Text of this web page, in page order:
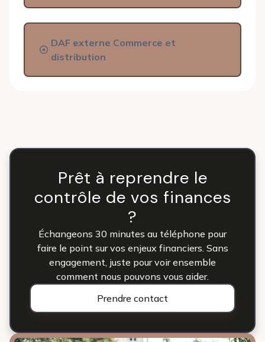
DAF externe Commerce et
distribution
Prêt à reprendre le
contrôle de vos finances
?
Échangeons 30 minutes au téléphone pour
faire le point sur vos enjeux financiers. Sans
engagement, juste pour voir ensemble
comment nous pouvons vous aider.
Prendre contact